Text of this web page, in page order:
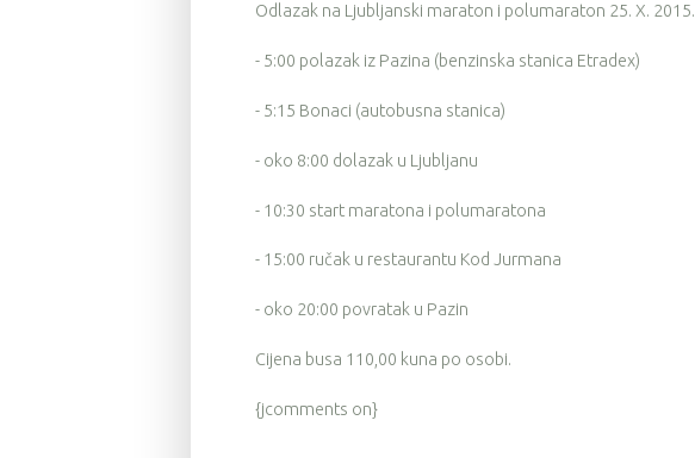
Odlazak na Ljubljanski maraton i polumaraton 25. X. 2015.
- 5:00 polazak iz Pazina (benzinska stanica Etradex)
- 5:15 Bonaci (autobusna stanica)
- oko 8:00 dolazak u Ljubljanu
- 10:30 start maratona i polumaratona
- 15:00 ručak u restaurantu Kod Jurmana
- oko 20:00 povratak u Pazin
Cijena busa 110,00 kuna po osobi.
{jcomments on}